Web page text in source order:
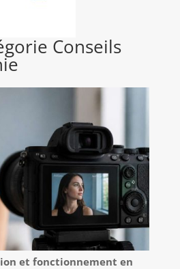
Conseils
et fonctionnement en